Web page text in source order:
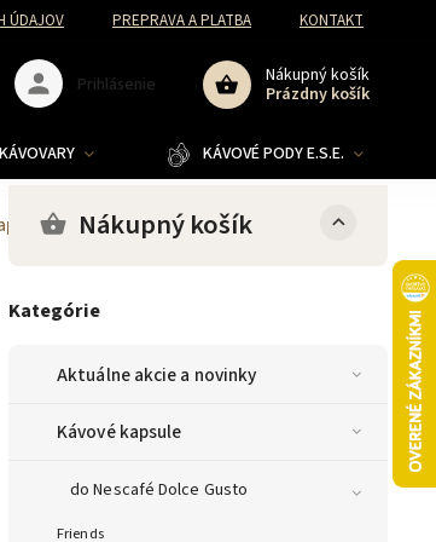
ÚDAJOV PREPRAVA A PLATBA KONTAKT
Nákupný košík
Prázdny košík
Prihlásenie
KÁVOVARY KÁVOVÉ PODY E.S.E.
Nákupný košík
Kategórie
Aktuálne akcie a novinky
Kávové kapsule
do Nescafé Dolce Gusto
Friends